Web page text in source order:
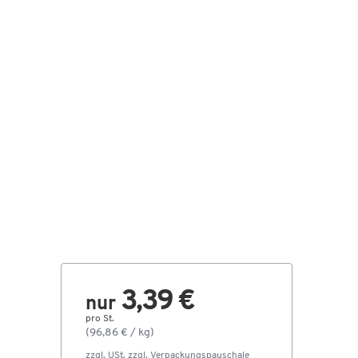
nur 3,39 €
pro St.
(96,86 € / kg)
zzgl. USt. zzgl. Verpackungspauschale